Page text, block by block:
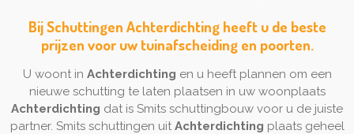
Bij Schuttingen Achterdichting heeft u de beste
prijzen voor uw tuinafscheiding en poorten.
U woont in Achterdichting en u heeft plannen om een
nieuwe schutting te laten plaatsen in uw woonplaats
Achterdichting dat is Smits schuttingbouw voor u de juiste
partner. Smits schuttingen uit Achterdichting plaats geheel